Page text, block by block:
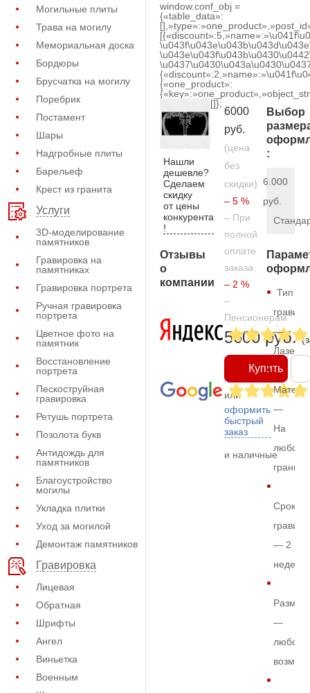
Могильные плиты
Трава на могилу
Мемориальная доска
Бордюры
Брусчатка на могилу
Поребрик
Постамент
Шары
Надгробные плиты
Барельеф
Крест из гранита
Услуги
3D-моделирование
памятников
Гравировка на
памятниках
Гравировка портрета
Ручная гравировка
портрета
Цветное фото на
памятник
Восстановление
портрета
Пескоструйная
гравировка
Ретушь портрета
Позолота букв
Антидождь для
памятников
Благоустройство
могилы
Укладка плитки
Уход за могилой
Демонтаж памятников
Гравировка
Лицевая
Обратная
Шрифты
Ангел
Виньетка
Военным
window.conf_obj =
{«table_data»:
{«one_product»:
[]};
Нашли
дешевле?
Сделаем
скидку
от цены
конкурента
!
Отзывы
о
компании
6000
руб.
(цена
без
скидки)
– 5 %
– При
полной
оплате
заказа
– 2 %
–
Пенсионерам
5600 руб.
Купить
или
оформить
быстрый
заказ
и наличные
Выбор
:
6.000
руб.
Тип
—
—
На
любом
граните
Срок
— 2
недели
Размер
—
любой